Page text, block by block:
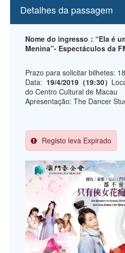
Detalhes da passagem
Nome do ingresso：“Ela é
Menina”- Espectáculos da
Prazo para solicitar bilhetes:
Data: 19/4/2019（19:30）
do Centro Cultural de Macau
Apresentação: The Dancer
Registo leva Expirado